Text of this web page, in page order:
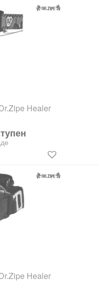
Healer
Healer